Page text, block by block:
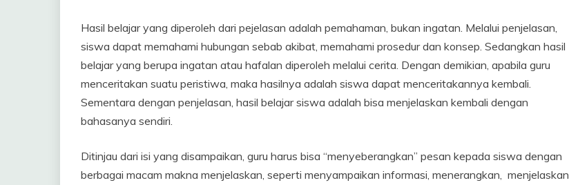
Hasil belajar yang diperoleh dari pejelasan adalah pemahaman, bukan ingatan. Melalui penjelasan,
siswa dapat memahami hubungan sebab akibat, memahami prosedur dan konsep. Sedangkan hasil
belajar yang berupa ingatan atau hafalan diperoleh melalui cerita. Dengan demikian, apabila guru
menceritakan suatu peristiwa, maka hasilnya adalah siswa dapat menceritakannya kembali.
Sementara dengan penjelasan, hasil belajar siswa adalah bisa menjelaskan kembali dengan
bahasanya sendiri.
Ditinjau dari isi yang disampaikan, guru harus bisa “menyeberangkan” pesan kepada siswa dengan
berbagai macam makna menjelaskan, seperti menyampaikan informasi, menerangkan, menjelaskan,